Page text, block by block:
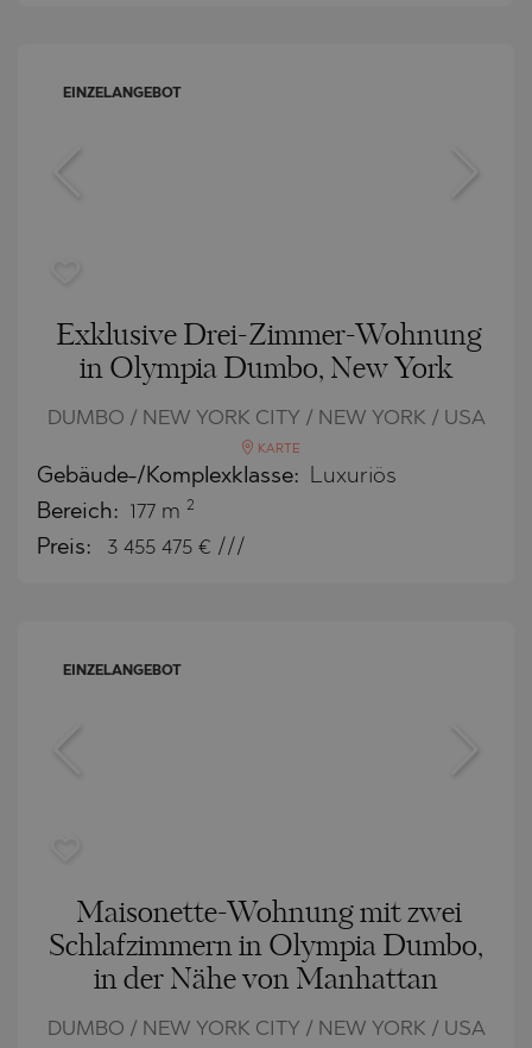
EINZELANGEBOT
Exklusive Drei-Zimmer-Wohnung
in Olympia Dumbo, New York
DUMBO / NEW YORK CITY / NEW YORK / USA
KARTE
Gebäude-/Komplexklasse: Luxuriös
Bereich: 177 m 2
Preis: 3 455 475 € ///
EINZELANGEBOT
Maisonette-Wohnung mit zwei
Schlafzimmern in Olympia Dumbo,
in der Nähe von Manhattan
DUMBO / NEW YORK CITY / NEW YORK / USA